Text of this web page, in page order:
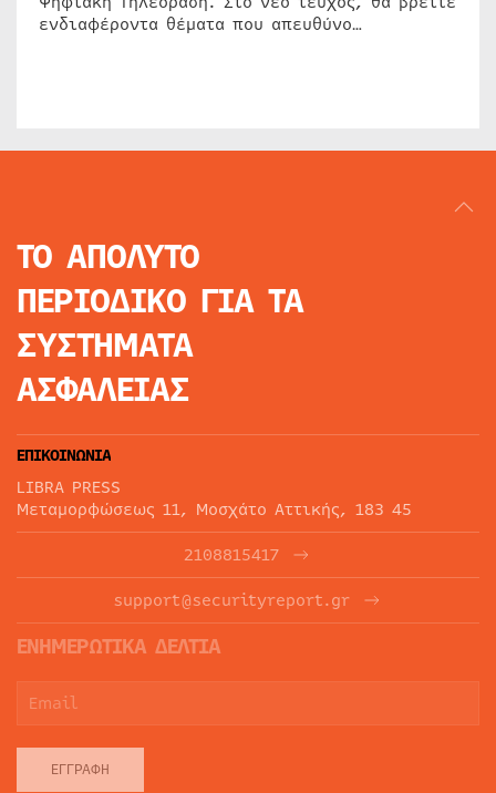
ενδιαφέροντα θέματα που απευθύνο…
ΤΟ ΑΠΟΛΥΤΟ
ΠΕΡΙΟΔΙΚΟ ΓΙΑ ΤΑ
ΣΥΣΤΗΜΑΤΑ
ΑΣΦΑΛΕΙΑΣ
ΕΠΙΚΟΙΝΩΝΙΑ
LIBRA PRESS
Μεταμορφώσεως 11, Μοσχάτο Αττικής, 183 45
2108815417
support@securityreport.gr
ΕΝΗΜΕΡΩΤΙΚΑ ΔΕΛΤΙΑ
ΕΓΓΡΑΦΉ